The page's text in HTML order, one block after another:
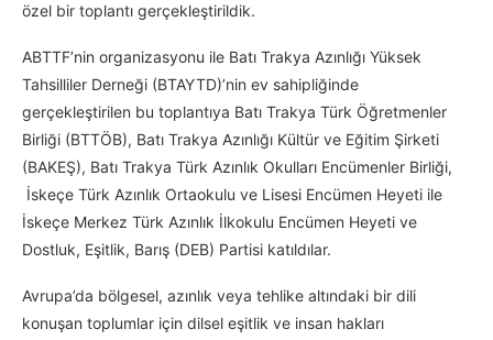
özel bir toplantı gerçekleştirildik.
ABTTF’nin organizasyonu ile Batı Trakya Azınlığı Yüksek
Tahsilliler Derneği (BTAYTD)’nin ev sahipliğinde
gerçekleştirilen bu toplantıya Batı Trakya Türk Öğretmenler
Birliği (BTTÖB), Batı Trakya Azınlığı Kültür ve Eğitim Şirketi
(BAKEŞ), Batı Trakya Türk Azınlık Okulları Encümenler Birliği,
İskeçe Türk Azınlık Ortaokulu ve Lisesi Encümen Heyeti ile
İskeçe Merkez Türk Azınlık İlkokulu Encümen Heyeti ve
Dostluk, Eşitlik, Barış (DEB) Partisi katıldılar.
Avrupa’da bölgesel, azınlık veya tehlike altındaki bir dili
konuşan toplumlar için dilsel eşitlik ve insan hakları